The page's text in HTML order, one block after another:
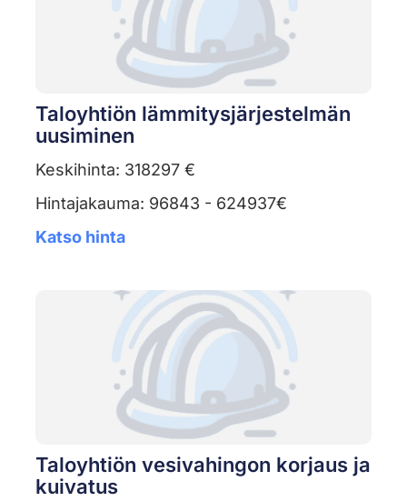
Taloyhtiön lämmitysjärjestelmän
uusiminen
Keskihinta: 318297 €
Hintajakauma: 96843 - 624937€
Katso hinta
Taloyhtiön vesivahingon korjaus ja
kuivatus